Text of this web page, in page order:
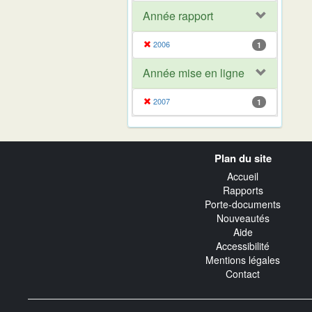
Année rapport
2006 1
Année mise en ligne
2007 1
Plan du site
Accueil
Rapports
Porte-documents
Nouveautés
Aide
Accessibilité
Mentions légales
Contact